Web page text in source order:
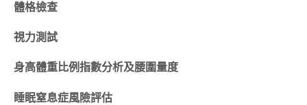
體格檢查
視力測試
身高體重比例指數分析及腰圍量度
睡眠窒息症風險評估